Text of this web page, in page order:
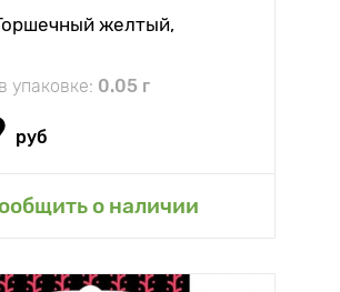
желтый,
упаковке: 0.05 г
руб
о наличии